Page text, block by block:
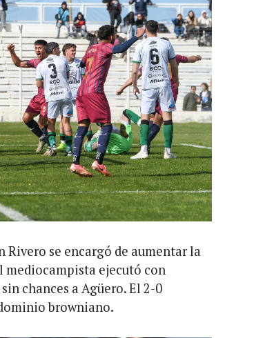
Rivero se encargó de aumentar la
mediocampista ejecutó con
chances a Agüero. El 2-0
browniano.